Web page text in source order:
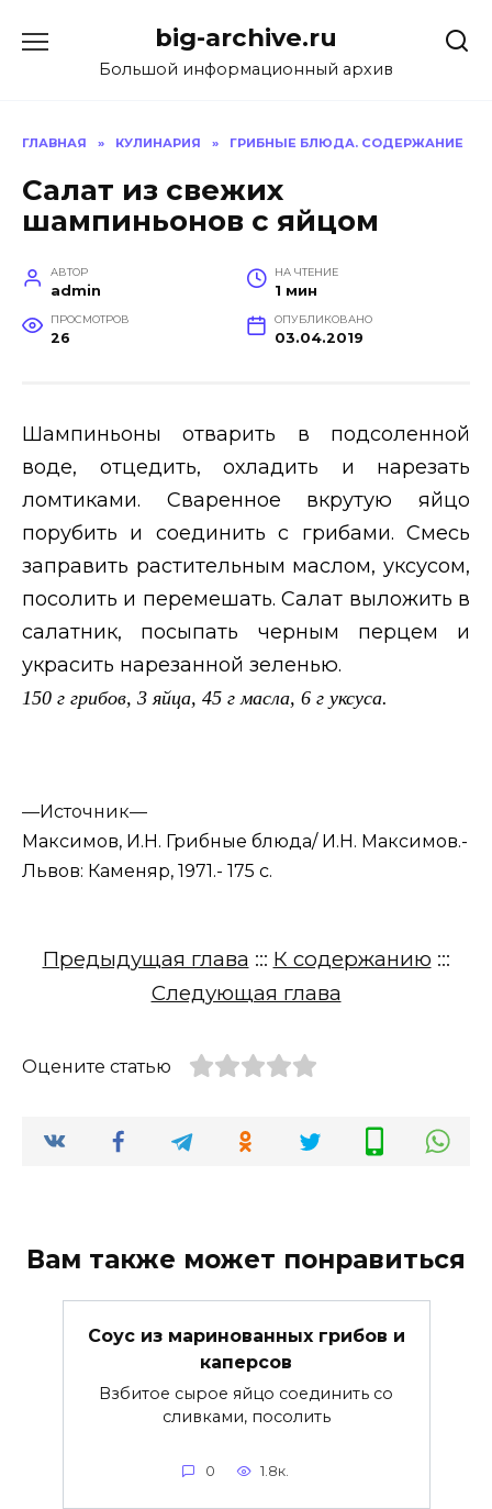
содержанию
big-archive.ru
Большой информационный архив
ГЛАВНАЯ » КУЛИНАРИЯ » ГРИБНЫЕ БЛЮДА. СОДЕРЖАНИЕ
Салат из свежих
шампиньонов с яйцом
АВТОР
admin
НА ЧТЕНИЕ
1 мин
ПРОСМОТРОВ
26
ОПУБЛИКОВАНО
03.04.2019
Шампиньоны отварить в подсоленной
воде, отцедить, охладить и нарезать
ломтиками. Сваренное вкрутую яйцо
порубить и соединить с грибами. Смесь
заправить растительным маслом, уксусом,
посолить и перемешать. Салат выложить в
салатник, посыпать черным перцем и
украсить нарезанной зеленью.
150 г грибов, 3 яйца, 45 г масла, 6 г уксуса.
—Источник—
Максимов, И.Н. Грибные блюда/ И.Н. Максимов.-
Львов: Каменяр, 1971.- 175 с.
Предыдущая глава ::: К содержанию :::
Следующая глава
Оцените статью
Вам также может понравиться
Соус из маринованных грибов и
каперсов
Взбитое сырое яйцо соединить со
сливками, посолить
0 1.8к.